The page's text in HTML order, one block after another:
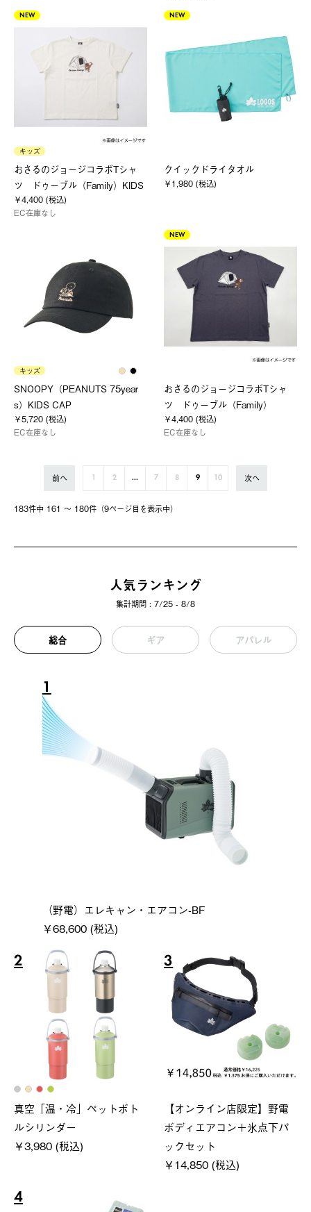
NEW
キッズ
おさるのジョージコラボTシャ
ツ ドゥーブル（Family）KIDS
￥4,400 (税込)
EC在庫なし
NEW
クイックドライタオル
￥1,980 (税込)
キッズ
SNOOPY（PEANUTS 75year
s）KIDS CAP
￥5,720 (税込)
EC在庫なし
NEW
おさるのジョージコラボTシャ
ツ ドゥーブル（Family）
￥4,400 (税込)
EC在庫なし
183件中 161 〜 180件（9ページ⽬を表⽰中）
前へ 2 ... 7 8 9 10 次へ
人気ランキング
集計期間 : 7/25 - 8/8
総合 ギア アパレル
1
（野電）エレキャン・エアコン-BF
￥68,600 (税込)
2
真空「温・冷」ペットボト
ルシリンダー
￥3,980 (税込)
3
【オンライン店限定】野電
ボディエアコン＋氷点下パ
ックセット
￥14,850 (税込)
4